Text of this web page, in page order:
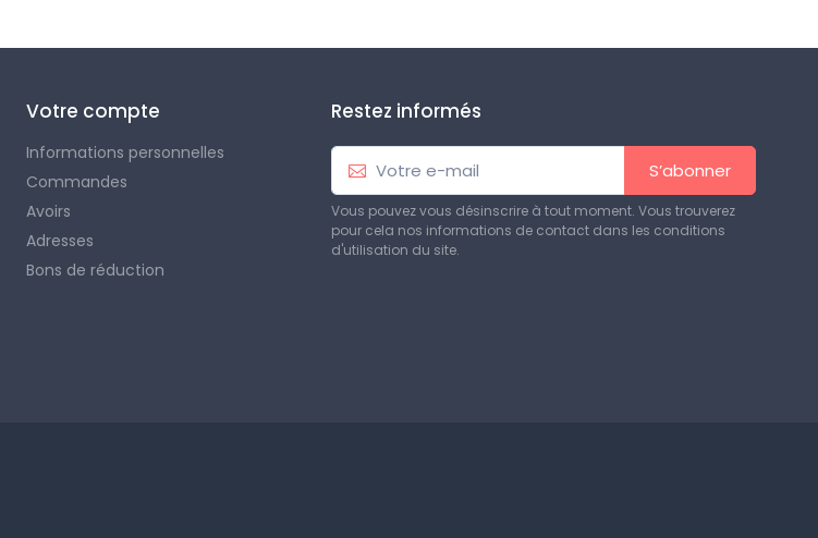
Votre compte
Informations personnelles
Commandes
Avoirs
Adresses
Bons de réduction
Restez informés
S’abonner
Vous pouvez vous désinscrire à tout moment. Vous trouverez
pour cela nos informations de contact dans les conditions
d'utilisation du site.